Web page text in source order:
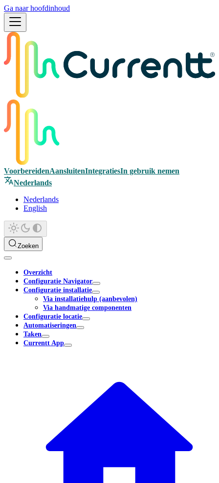
Ga naar hoofdinhoud
VoorbereidenAansluitenIntegratiesIn gebruik nemen
Nederlands
Nederlands
English
Zoeken
Overzicht
Configuratie Navigator
Configuratie installatie
Via installatiehulp (aanbevolen)
Via handmatige componenten
Configuratie locatie
Automatiseringen
Taken
Currentt App